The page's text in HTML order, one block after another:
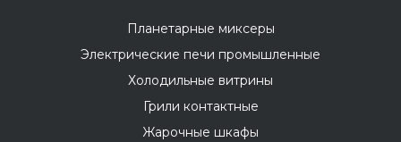
Планетарные миксеры
Электрические печи промышленные
Холодильные витрины
Грили контактные
Жарочные шкафы